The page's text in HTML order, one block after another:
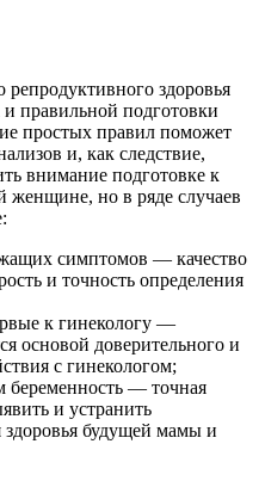
репродуктивного здоровья
правильной подготовки
простых правил поможет
и, как следствие,
внимание подготовке к
женщине, но в ряде случаев
симптомов — качество
и точность определения
к гинекологу —
основой доверительного и
с гинекологом;
— точная
и устранить
будущей мамы и